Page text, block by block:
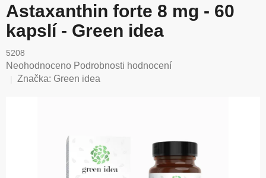
Astaxanthin forte 8 mg - 60
kapslí - Green idea
5208
Průměrné
hodnocení
Neohodnoceno Podrobnosti hodnocení
Značka: Green idea